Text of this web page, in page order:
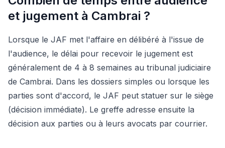
et jugement à Cambrai ?
Lorsque le JAF met l'affaire en délibéré à l'issue de
l'audience, le délai pour recevoir le jugement est
généralement de 4 à 8 semaines au tribunal judiciaire
de Cambrai. Dans les dossiers simples ou lorsque les
parties sont d'accord, le JAF peut statuer sur le siège
(décision immédiate). Le greffe adresse ensuite la
décision aux parties ou à leurs avocats par courrier.